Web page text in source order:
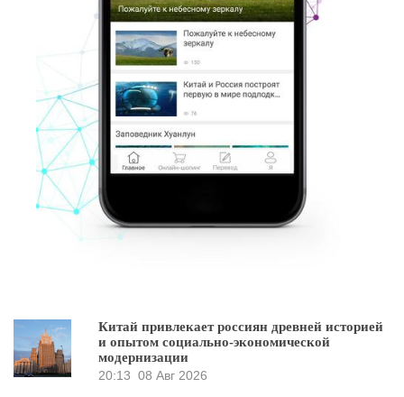
Китай привлекает россиян древней историей
и опытом социально-экономической
модернизации
20:13 08 Авг 2026